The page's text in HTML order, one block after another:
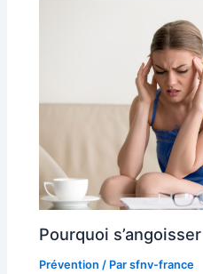
Pourquoi
Prévention / Parsfnv-france